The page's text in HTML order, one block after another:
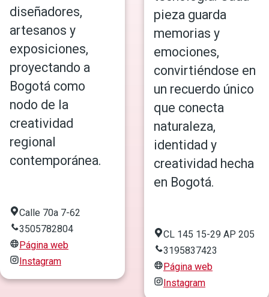
diseñadores,
artesanos y
exposiciones,
proyectando a
Bogotá como
nodo de la
creatividad
regional
contemporánea.
Calle 70a 7-62
3505782804
Página web
Instagram
pieza guarda
memorias y
emociones,
convirtiéndose en
un recuerdo único
que conecta
naturaleza,
identidad y
creatividad hecha
en Bogotá.
CL 145 15-29 AP 205
3195837423
Página web
Instagram